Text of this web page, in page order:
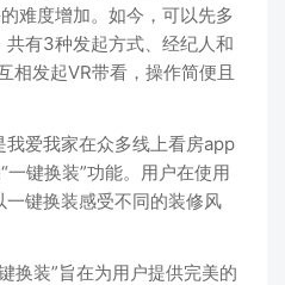
难度增加。如今，可以先多
有3种发起方式、经纪人和
相发起VR带看，操作简便且
爱我家在众多线上看房app
键换装”功能。用户在使用
键换装感受不同的装修风
换装”旨在为用户提供完美的